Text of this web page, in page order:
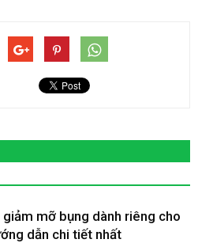
mỡ bụng dành riêng cho
dẫn chi tiết nhất